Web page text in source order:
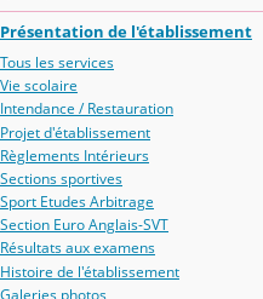
Présentation de l'établissement
Tous les services
Vie scolaire
Intendance / Restauration
Projet d'établissement
Règlements Intérieurs
Sections sportives
Sport Etudes Arbitrage
Section Euro Anglais-SVT
Résultats aux examens
Histoire de l'établissement
Galeries photos